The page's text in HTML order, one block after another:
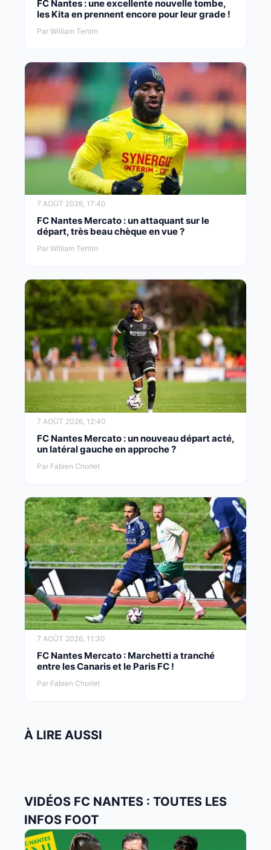
FC Nantes : une excellente nouvelle tombe,
les Kita en prennent encore pour leur grade !
Par William Tertrin
7 AOÛT 2026, 17:40
FC Nantes Mercato : un attaquant sur le
départ, très beau chèque en vue ?
Par William Tertrin
7 AOÛT 2026, 12:40
FC Nantes Mercato : un nouveau départ acté,
un latéral gauche en approche ?
Par Fabien Chorlet
7 AOÛT 2026, 11:30
FC Nantes Mercato : Marchetti a tranché
entre les Canaris et le Paris FC !
Par Fabien Chorlet
À LIRE AUSSI
VIDÉOS FC NANTES : TOUTES LES
INFOS FOOT